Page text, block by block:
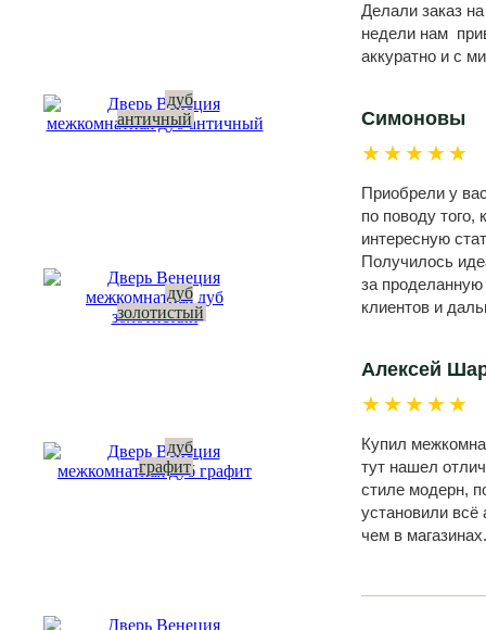
дуб
античный
дуб
золотистый
дуб
графит
Делали заказ
недели нам
аккуратно и с
Симоновы
★★★★★
Приобрели у
по поводу
интересную
Получилось
за
клиентов и
Алексей
★★★★★
Купил
тут нашел
стиле модерн,
установили
чем в